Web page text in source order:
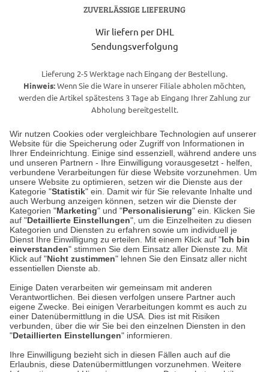
Wir nutzen Cookies oder vergleichbare Technologien auf unserer
Website für die Speicherung oder Zugriff von Informationen in
Ihrer Endeinrichtung. Einige sind essenziell, während andere uns
und unseren Partnern - Ihre Einwilligung vorausgesetzt - helfen,
verbundene Verarbeitungen für diese Website vorzunehmen. Um
unsere Website zu optimieren, setzen wir die Dienste aus der
Kategorie "Statistik" ein. Damit wir für Sie relevante Inhalte und
auch Werbung anzeigen können, setzen wir die Dienste der
Kategorien "Marketing" und "Personalisierung" ein. Klicken Sie
auf "Detaillierte Einstellungen", um die Einzelheiten zu diesen
Kategorien und Diensten zu erfahren sowie um individuell je
Dienst Ihre Einwilligung zu erteilen. Mit einem Klick auf "Ich bin
einverstanden" stimmen Sie dem Einsatz aller Dienste zu. Mit
Klick auf "Nicht zustimmen" lehnen Sie den Einsatz aller nicht
essentiellen Dienste ab.
Einige Daten verarbeiten wir gemeinsam mit anderen
Verantwortlichen. Bei diesen verfolgen unsere Partner auch
eigene Zwecke. Bei einigen Verarbeitungen kommt es auch zu
einer Datenübermittlung in die USA. Dies ist mit Risiken
verbunden, über die wir Sie bei den einzelnen Diensten in den
"Detaillierten Einstellungen" informieren.
Ihre Einwilligung bezieht sich in diesen Fällen auch auf die
Erlaubnis, diese Datenübermittlungen vorzunehmen. Weitere
ZUVERLÄSSIGE LIEFERUNG
Wir liefern per DHL
Sendungsverfolgung
Lieferung 2-5 Werktage nach Eingang der Bestellung.
Hinweis:Wenn Sie die Ware in unserer Filiale abholen möchten,
werden die Artikel spätestens 3 Tage ab Eingang Ihrer Zahlung zur
Abholung bereitgestellt.
Unser Geschäft in Meckenheim
Auf dem Steinbüchel 6
53340 Meckenheim
Montag bis Samstag 9:00 Uhr bis 18:00 Uhr
weitere Information
Hier finden Sie uns im Netz
Kontakt
Umwelt und Entsorgung
Cookie-Einstellungen in Ihrem Browser